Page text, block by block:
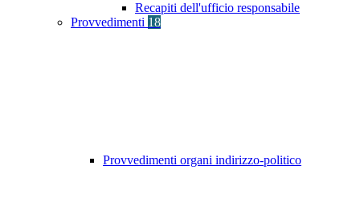
Recapiti dell'ufficio responsabile
Provvedimenti 18
Provvedimenti organi indirizzo-politico